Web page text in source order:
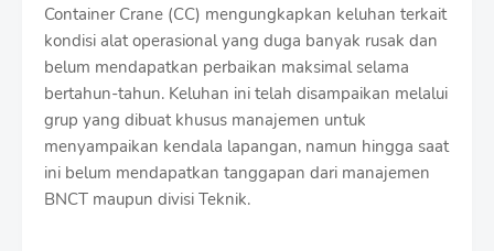
Container Crane (CC) mengungkapkan keluhan terkait
kondisi alat operasional yang duga banyak rusak dan
belum mendapatkan perbaikan maksimal selama
bertahun-tahun. Keluhan ini telah disampaikan melalui
grup yang dibuat khusus manajemen untuk
menyampaikan kendala lapangan, namun hingga saat
ini belum mendapatkan tanggapan dari manajemen
BNCT maupun divisi Teknik.